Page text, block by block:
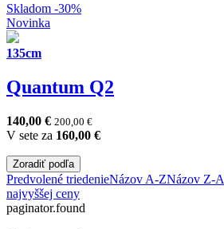
Skladom -30%
Novinka
135cm
Quantum Q2
140,00 € 200,00 €
V sete za 160,00 €
Zoradiť podľa
Predvolené triedenieNázov A-ZNázov Z-A
najvyššej ceny
paginator.found